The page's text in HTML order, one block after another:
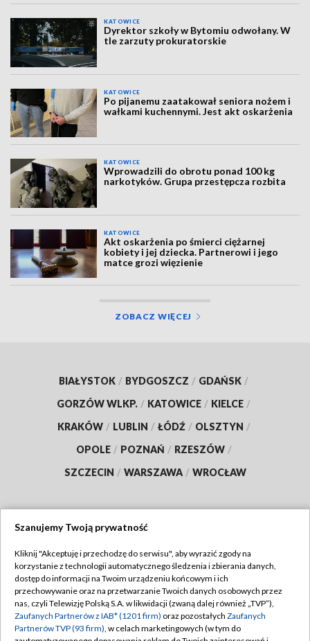
KATOWICE
Dyrektor szkoły w Bytomiu odwołany. W
tle zarzuty prokuratorskie
KATOWICE
Po pijanemu zaatakował seniora nożem i
wałkami kuchennymi. Jest akt oskarżenia
KATOWICE
Wprowadzili do obrotu ponad 100 kg
narkotyków. Grupa przestępcza rozbita
KATOWICE
Akt oskarżenia po śmierci ciężarnej
kobiety i jej dziecka. Partnerowi i jego
matce grozi więzienie
ZOBACZ WIĘCEJ
BIAŁYSTOK / BYDGOSZCZ / GDAŃSK /
GORZÓW WLKP. / KATOWICE / KIELCE /
KRAKÓW / LUBLIN / ŁÓDŹ / OLSZTYN /
OPOLE / POZNAŃ / RZESZÓW /
SZCZECIN / WARSZAWA / WROCŁAW
TVP
Abonament TVP
Emisja w TVP
Centrum informacji TVP
Regulamin TVP
Polityka prywatności
Szanujemy Twoją prywatność
Kliknij "Akceptuję i przechodzę do serwisu", aby wyrazić zgody na
korzystanie z technologii automatycznego śledzenia i zbierania danych,
dostęp do informacji na Twoim urządzeniu końcowym i ich
przechowywanie oraz na przetwarzanie Twoich danych osobowych przez
nas, czyli Telewizję Polską S.A. w likwidacji (zwaną dalej również „TVP”),
Zaufanych Partnerów z IAB* (1201 firm) oraz pozostałych Zaufanych
Partnerów TVP (93 firm), w celach marketingowych (w tym do